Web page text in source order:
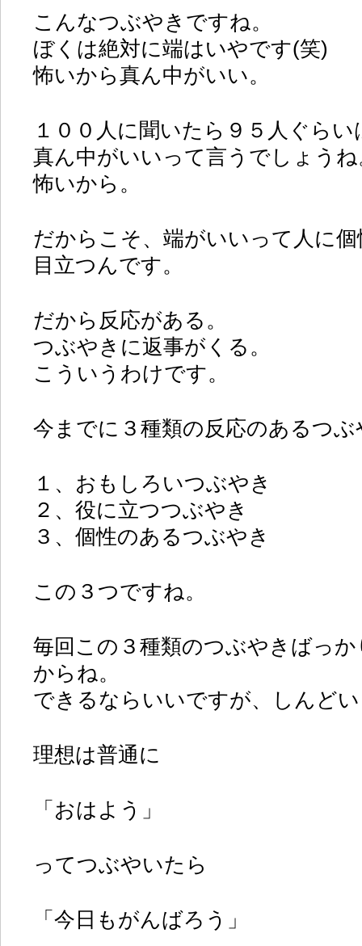
こんなつぶやきですね。
ぼくは絶対に端はいやです(笑)
怖いから真ん中がいい。
１００人に聞いたら９５人ぐらい
真ん中がいいって言うでしょうね
怖いから。
だからこそ、端がいいって人に
目立つんです。
だから反応がある。
つぶやきに返事がくる。
こういうわけです。
今までに３種類の反応のあるつ
１、おもしろいつぶやき
２、役に立つつぶやき
３、個性のあるつぶやき
この３つですね。
毎回この３種類のつぶやきばっ
からね。
できるならいいですが、しんど
理想は普通に
「おはよう」
ってつぶやいたら
「今日もがんばろう」